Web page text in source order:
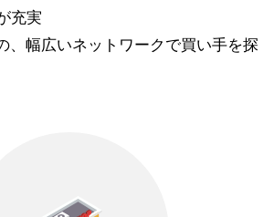
充実
、幅広いネットワークで買い手を探